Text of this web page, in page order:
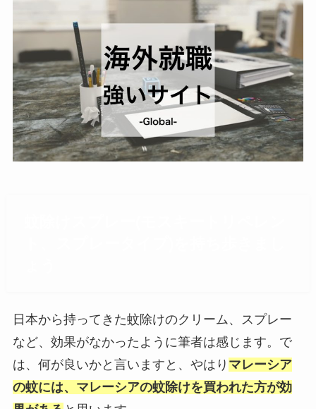
日本から持ってきた蚊除けのクリーム、スプレー
など、効果がなかったように筆者は感じます。で
は、何が良いかと言いますと、やはり マレーシア
の蚊には、マレーシアの蚊除けを買われた方が効